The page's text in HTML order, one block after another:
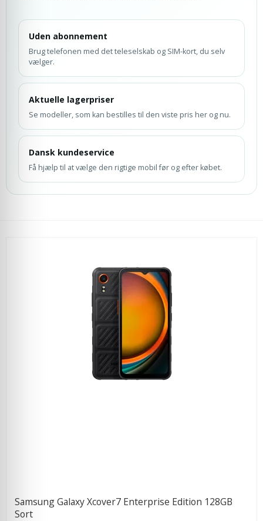
Uden abonnement
Brug telefonen med det teleselskab og SIM-kort, du selv
vælger.
Aktuelle lagerpriser
Se modeller, som kan bestilles til den viste pris her og nu.
Dansk kundeservice
Få hjælp til at vælge den rigtige mobil før og efter købet.
Samsung Galaxy Xcover7 Enterprise Edition 128GB
Sort